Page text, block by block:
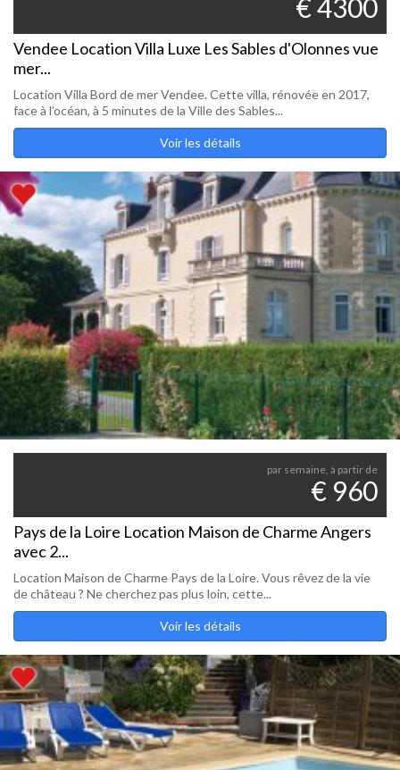
€ 4300
Vendee Location Villa Luxe Les Sables d'Olonnes vue
mer...
Location Villa Bord de mer Vendee. Cette villa, rénovée en 2017,
face à l’océan, à 5 minutes de la Ville des Sables...
Voir les détails
par semaine, à partir de
€ 960
Pays de la Loire Location Maison de Charme Angers
avec 2...
Location Maison de Charme Pays de la Loire. Vous rêvez de la vie
de château ? Ne cherchez pas plus loin, cette...
Voir les détails